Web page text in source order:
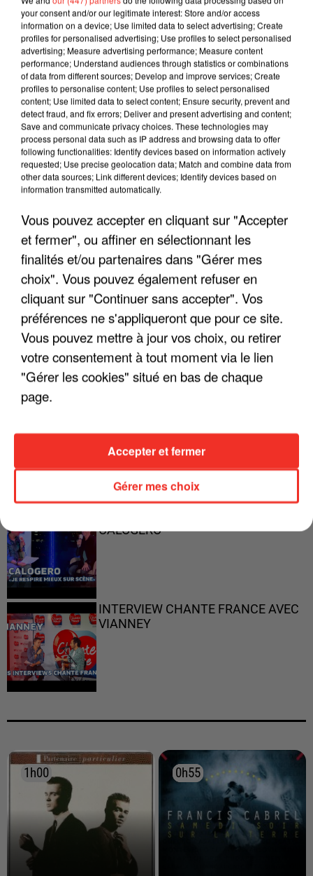
LES INTERVIEWS CHANTE
FRANCE
Voir plus
"JE SUIS À DISPOSITION DES
"ON A TOUS LE TRAC"
PARFAITS"
CALOGERO
INTERVIEW CHANTE FRANCE AVEC
VIANNEY
1h00
1h00 0h55
0h55
your consent and/or our legitimate interest: Store and/or access
information on a device; Use limited data to select advertising; Create
profiles for personalised advertising; Use profiles to select personalised
advertising; Measure advertising performance; Measure content
performance; Understand audiences through statistics or combinations
of data from different sources; Develop and improve services; Create
profiles to personalise content; Use profiles to select personalised
content; Use limited data to select content; Ensure security, prevent and
detect fraud, and fix errors; Deliver and present advertising and content;
Save and communicate privacy choices. These technologies may
process personal data such as IP address and browsing data to offer
following functionalities: Identify devices based on information actively
requested; Use precise geolocation data; Match and combine data from
other data sources; Link different devices; Identify devices based on
information transmitted automatically.
Vous pouvez accepter en cliquant sur "Accepter
et fermer", ou affiner en sélectionnant les
finalités et/ou partenaires dans "Gérer mes
choix". Vous pouvez également refuser en
cliquant sur "Continuer sans accepter". Vos
préférences ne s'appliqueront que pour ce site.
Vous pouvez mettre à jour vos choix, ou retirer
votre consentement à tout moment via le lien
"Gérer les cookies" situé en bas de chaque
page.
Gérer mes choix
Accepter et fermer